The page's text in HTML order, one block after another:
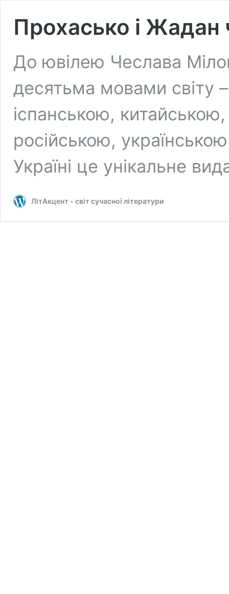
Прохасько і
До ювілею Чеслава
десятьма мовами світу
іспанською,
російською,
Україні це унікальне
ЛітАкцент - світ сучасної літератури